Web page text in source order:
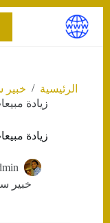
التجاوز
المحتوى
الرئيسية / خبير
زيادة
زيادة
خبير